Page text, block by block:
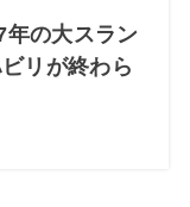
年の大スラン
リが終わら